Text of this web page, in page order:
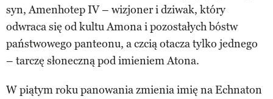
syn, Amenhotep IV – wizjoner i dziwak, który
odwraca się od kultu Amona i pozostałych bóstw
państwowego panteonu, a czcią otacza tylko jednego
– tarczę słoneczną pod imieniem Atona.
W piątym roku panowania zmienia imię na Echnaton